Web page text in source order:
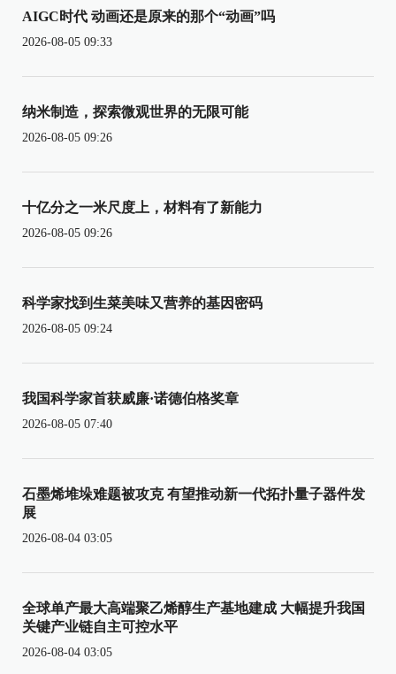
AIGC时代 动画还是原来的那个“动画”吗
2026-08-05 09:33
纳米制造，探索微观世界的无限可能
2026-08-05 09:26
十亿分之一米尺度上，材料有了新能力
2026-08-05 09:26
科学家找到生菜美味又营养的基因密码
2026-08-05 09:24
我国科学家首获威廉·诺德伯格奖章
2026-08-05 07:40
石墨烯堆垛难题被攻克 有望推动新一代拓扑量子器件发
展
2026-08-04 03:05
全球单产最大高端聚乙烯醇生产基地建成 大幅提升我国
关键产业链自主可控水平
2026-08-04 03:05